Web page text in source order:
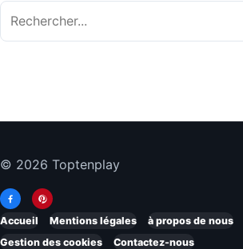
Rechercher
© 2026 Toptenplay
Accueil Mentions légales
à propos de nous
Gestion des cookies
Contactez-nous